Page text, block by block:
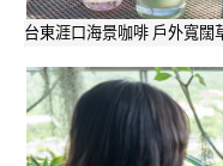
台東涯口海景咖啡 戶外寬